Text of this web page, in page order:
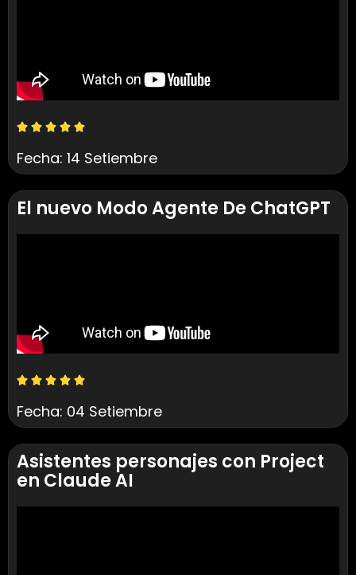
Fecha: 14 Setiembre
El nuevo Modo Agente De ChatGPT
Fecha: 04 Setiembre
Asistentes personajes con Project
en Claude AI